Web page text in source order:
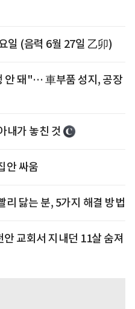
일 (음력 6월 27일 乙卯)
안 돼"… 車부품 성지, 공장
내가 놓친 것
안 싸움
리 닳는 분, 5가지 해결 방법
교회서 지내던 11살 숨져